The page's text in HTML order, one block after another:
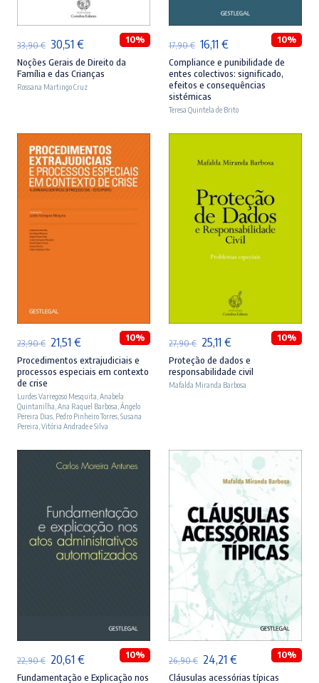
33,90€ O
preço
original
30,51 €O
preço
atual
10%
Noções Gerais de Direito da
Família e das Crianças
Rossana Martingo Cruz
17,90€ O
preço
original
era:
16,11 €O
preço
atual
10%
Compliance e punibilidade de
entes colectivos: significado,
efeitos e consequências
sistémicas
Teresa Quintela de Brito
23,90€ O
preço
original
era:
23,90 €.
21,51 €O
preço
atual
é:
21,51 €.
10%
Procedimentos extrajudiciais e
processos especiais em contexto
de crise
Lurdes Varregoso Mesquita Anabela
Quintanilha Ana Raquel Barbosa Ângelo
Pereira Dias Pedro Pinheiro Torres Susana
Pereira Vitória Andrade e Silva
ADICIONAR
27,90€ O
preço
original
25,11 €O
preço
atual
10%
Proteção de dados e
responsabilidade civil
Mafalda Miranda Barbosa
22,90€ O
preço
20,61 €O
preço
10%
Fundamentação e Explicação nos
ADICIONAR
26,90€ O
preço
24,21 €O
preço
10%
Cláusulas acessórias típicas